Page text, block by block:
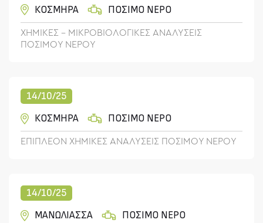
ΚΟΣΜΗΡΑ
ΠΟΣΙΜΟ ΝΕΡΟ
ΧΗΜΙΚΕΣ - ΜΙΚΡΟΒΙΟΛΟΓΙΚΕΣ ΑΝΑΛΥΣΕΙΣ
ΠΟΣΙΜΟΥ ΝΕΡΟΥ
14/10/25
ΚΟΣΜΗΡΑ
ΠΟΣΙΜΟ ΝΕΡΟ
ΕΠΙΠΛΕΟΝ ΧΗΜΙΚΕΣ ΑΝΑΛΥΣΕΙΣ ΠΟΣΙΜΟΥ ΝΕΡΟΥ
14/10/25
ΜΑΝΩΛΙΑΣΣΑ
ΠΟΣΙΜΟ ΝΕΡΟ